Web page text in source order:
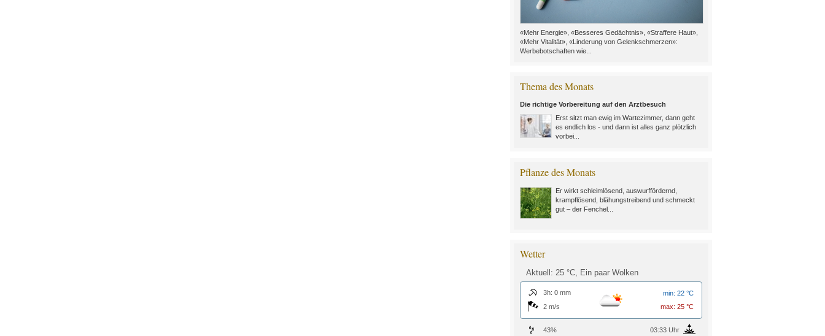
«Mehr Energie», «Besseres Gedächtnis», «Straffere Haut»,
«Mehr Vitalität», «Linderung von Gelenkschmerzen»:
Werbebotschaften wie...
Thema des Monats
Die richtige Vorbereitung auf den Arztbesuch
Erst sitzt man ewig im Wartezimmer, dann geht
es endlich los - und dann ist alles ganz plötzlich
vorbei...
Pflanze des Monats
Er wirkt schleimlösend, auswurffördernd,
krampflösend, blähungstreibend und schmeckt
gut – der Fenchel...
Wetter
Aktuell: 25 °C, Ein paar Wolken
3h: 0 mm
2 m/s
min: 22 °C
max: 25 °C
43% 03:33 Uhr